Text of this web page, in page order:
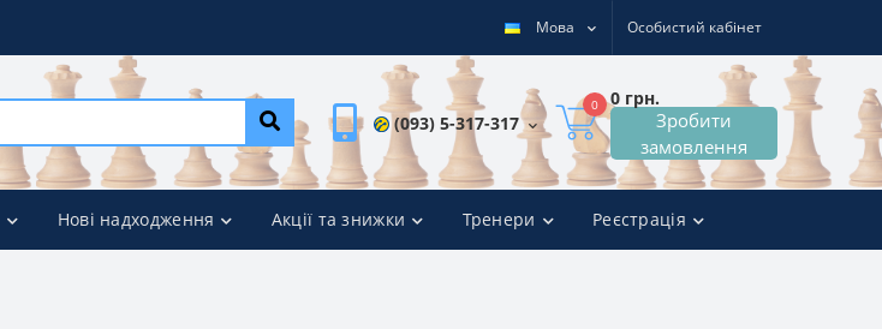
Мова Особистий кабінет
(093) 5-317-317
0 0 грн.
Зробити
замовлення
Нові надходження Акції та знижки Тренери Реєстрація